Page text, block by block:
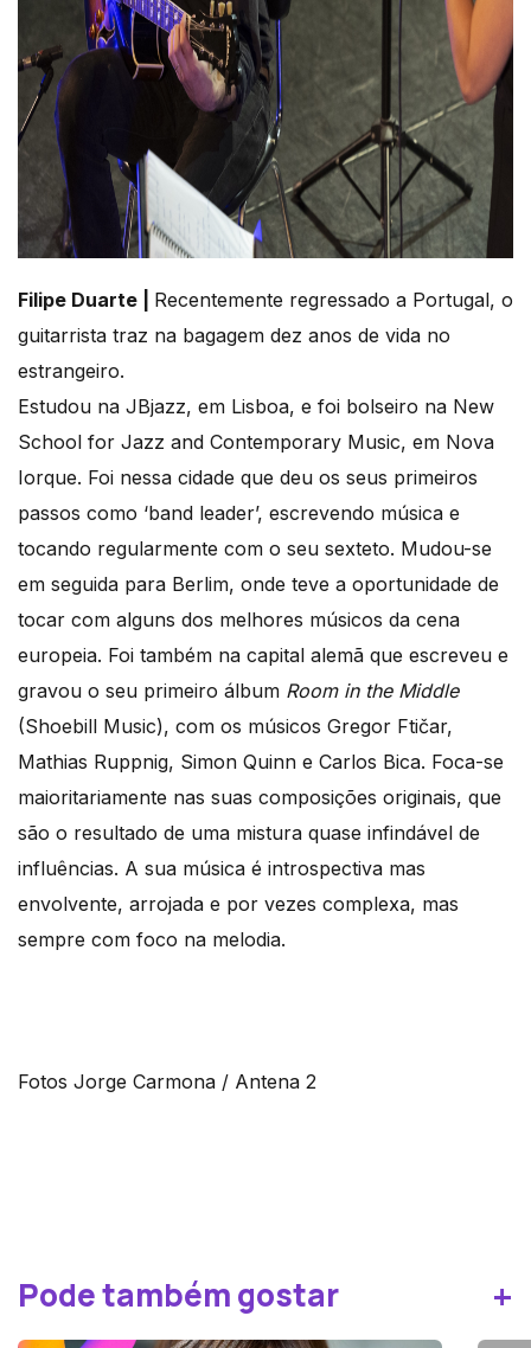
Filipe Duarte | Recentemente regressado a Portugal, o
guitarrista traz na bagagem dez anos de vida no
estrangeiro.
Estudou na JBjazz, em Lisboa, e foi bolseiro na New
School for Jazz and Contemporary Music, em Nova
Iorque. Foi nessa cidade que deu os seus primeiros
passos como ‘band leader’, escrevendo música e
tocando regularmente com o seu sexteto. Mudou-se
em seguida para Berlim, onde teve a oportunidade de
tocar com alguns dos melhores músicos da cena
europeia. Foi também na capital alemã que escreveu e
gravou o seu primeiro álbum Room in the Middle
(Shoebill Music), com os músicos Gregor Ftičar,
Mathias Ruppnig, Simon Quinn e Carlos Bica. Foca-se
maioritariamente nas suas composições originais, que
são o resultado de uma mistura quase infindável de
influências. A sua música é introspectiva mas
envolvente, arrojada e por vezes complexa, mas
sempre com foco na melodia.
Fotos Jorge Carmona / Antena 2
Pode também gostar +